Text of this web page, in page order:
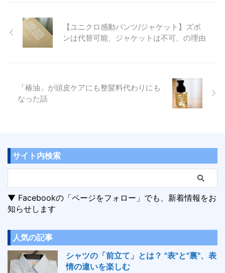
【ユニクロ感動パンツ/ジャケット】ズボ
ンは代替可能、ジャケットは不可、の理由
「椿油」が頭皮ケアにも整髪料代わりにも
なった話
サイト内検索
▼ Facebookの「ページをフォロー」でも、新着情報をお
知らせします
人気の記事
シャツの「前立て」とは？ "表"と"裏"、表
情の違いを楽しむ